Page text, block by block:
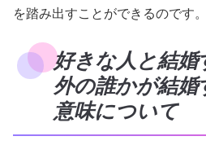
を踏み出すことができるのです。
好きな人と結婚
外の誰かが結婚
意味について